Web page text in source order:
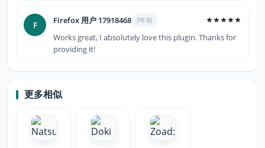
F Firefox 用户 17918468 3年前
Works great, I absolutely love this plugin. Thanks for
providing it!
更多相似